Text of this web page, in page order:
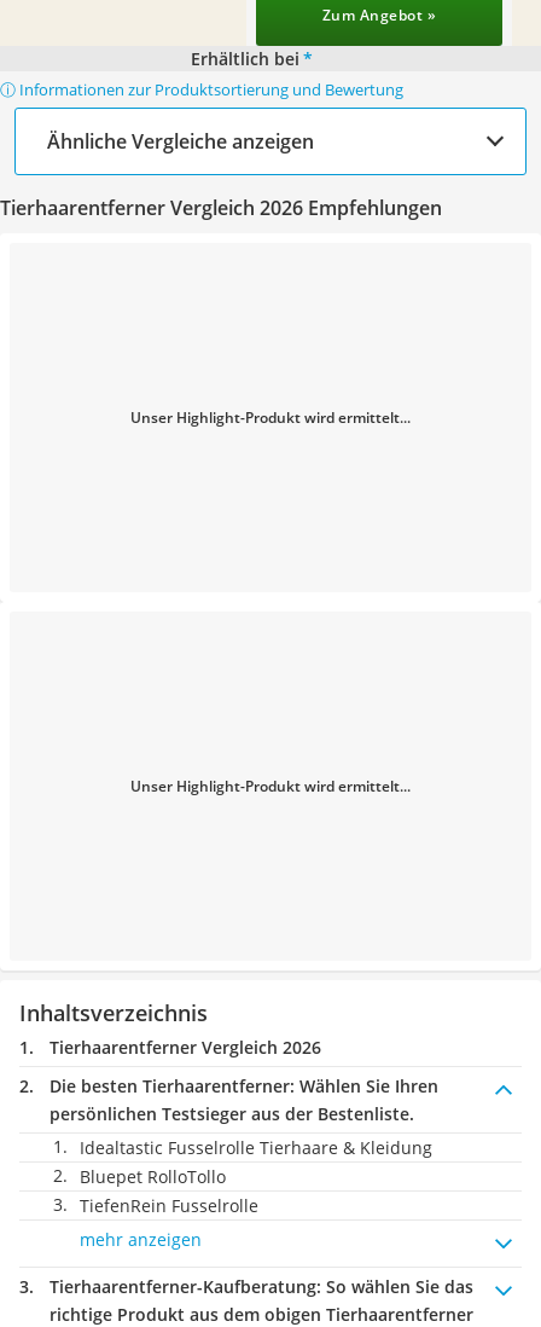
Zum Angebot »
Erhältlich bei *
ⓘ Informationen zur Produktsortierung und Bewertung
Ähnliche Vergleiche anzeigen
Tierhaarentferner Vergleich 2026 Empfehlungen
Unser Highlight-Produkt wird ermittelt...
Unser Highlight-Produkt wird ermittelt...
Inhaltsverzeichnis
Tierhaarentferner Vergleich 2026
Die besten Tierhaarentferner: Wählen Sie Ihren
persönlichen Testsieger aus der Bestenliste.
Idealtastic Fusselrolle Tierhaare & Kleidung
Bluepet RolloTollo
TiefenRein Fusselrolle
mehr anzeigen
Tierhaarentferner-Kaufberatung: So wählen Sie das
richtige Produkt aus dem obigen Tierhaarentferner